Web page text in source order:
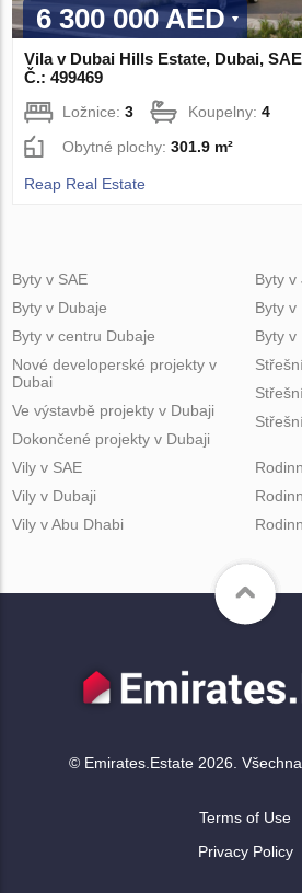
6 300 000 AED
Vila v Dubai Hills Estate, Dubai,
Č.: 499469
Ložnice:3 Koupelny:4
Obytné plochy:301.9 m²
Reap Real Estate
Byty v SAE
Byty v Dubaje
Byty v centru Dubaje
Byty v
Byty v
Byty v
Nové developerské projekty v
Dubai
Ve výstavbě projekty v Dubaji
Dokončené projekty v Dubaji
Vily v SAE
Vily v Dubaji
Vily v Abu Dhabi
© Emirates.Estate 2026.
Terms of Use
Privacy Policy